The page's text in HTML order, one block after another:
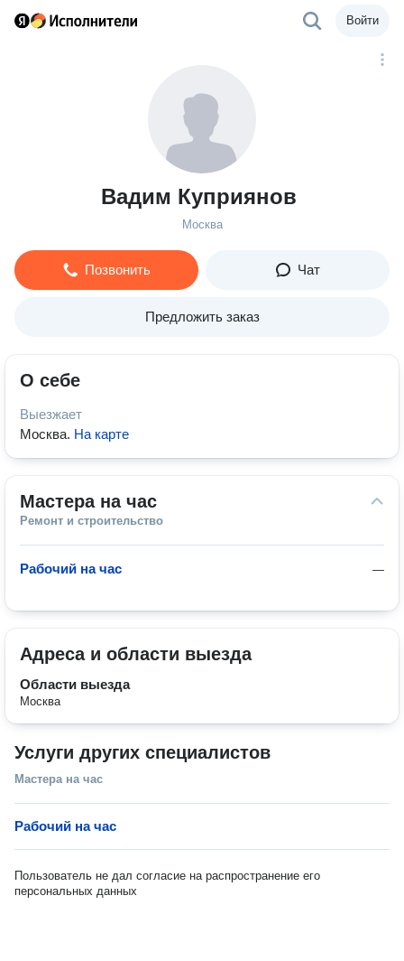
Войти
Вадим Куприянов
Москва
Позвонить Чат
Предложить заказ
О себе
Выезжает
Москва. На карте
Мастера на час
Ремонт и строительство
—
Рабочий на час
Адреса и области выезда
Области выезда
Москва
Услуги других специалистов
Мастера на час
Рабочий на час
Пользователь не дал согласие на распространение его
персональных данных